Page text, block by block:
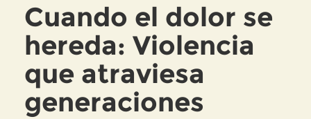
Cuando el dolor se
hereda: Violencia
que atraviesa
generaciones